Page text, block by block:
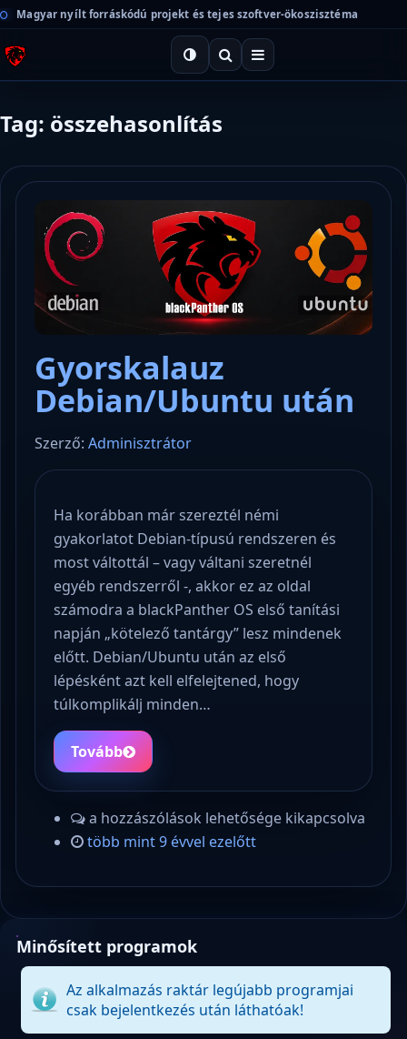
Magyar nyílt forráskódú projekt és tejes szoftver-ökoszisztéma
Tag: összehasonlítás
Gyorskalauz
Debian/Ubuntu után
Szerző: Adminisztrátor
Ha korábban már szereztél némi
gyakorlatot Debian-típusú rendszeren és
most váltottál – vagy váltani szeretnél
egyéb rendszerről -, akkor ez az oldal
számodra a blackPanther OS első tanítási
napján „kötelező tantárgy” lesz mindenek
előtt. Debian/Ubuntu után az első
lépésként azt kell elfelejtened, hogy
túlkomplikálj minden…
Tovább
a hozzászólások lehetősége kikapcsolva
több mint 9 évvel ezelőtt
Minősített programok
Az alkalmazás raktár legújabb programjai
csak bejelentkezés után láthatóak!